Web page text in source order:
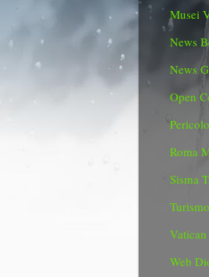
Musei
News
News
Open
Roma
Sisma
Web